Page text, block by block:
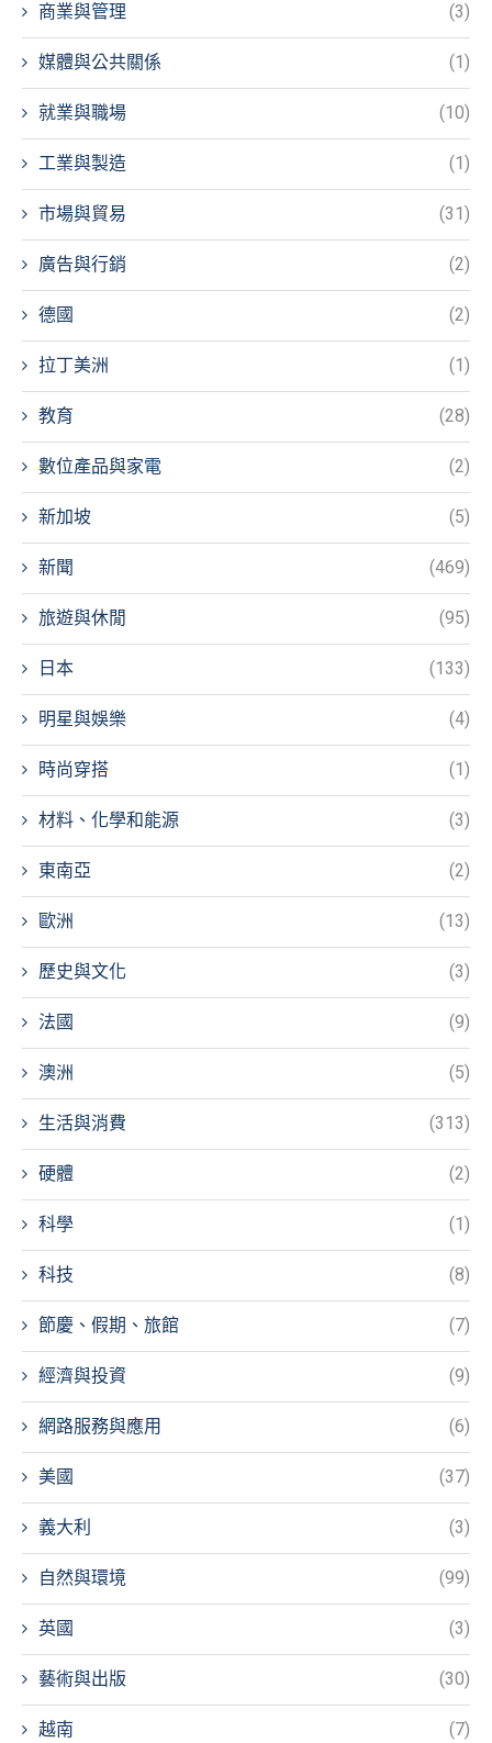
商業與管理 (3)
媒體與公共關係 (1)
就業與職場 (10)
工業與製造 (1)
市場與貿易 (31)
廣告與行銷 (2)
德國 (2)
拉丁美洲 (1)
教育 (28)
數位產品與家電 (2)
新加坡 (5)
新聞 (469)
旅遊與休閒 (95)
日本 (133)
明星與娛樂 (4)
時尚穿搭 (1)
材料、化學和能源 (3)
東南亞 (2)
歐洲 (13)
歷史與文化 (3)
法國 (9)
澳洲 (5)
生活與消費 (313)
硬體 (2)
科學 (1)
科技 (8)
節慶、假期、旅館 (7)
經濟與投資 (9)
網路服務與應用 (6)
美國 (37)
義大利 (3)
自然與環境 (99)
英國 (3)
藝術與出版 (30)
越南 (7)